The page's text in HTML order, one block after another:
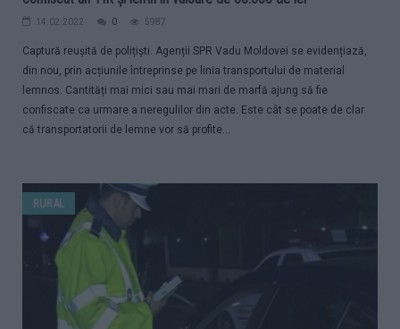
14.02.2022 0 5987
Captură reușită de polițiști. Agenții SPR Vadu Moldovei se evidențiază,
din nou, prin acțiunile întreprinse pe linia transportului de material
lemnos. Cantități mai mici sau mai mari de marfă ajung să fie
confiscate ca urmare a neregulilor din acte. Este cât se poate de clar
că transportatorii de lemne vor să profite...
RURAL